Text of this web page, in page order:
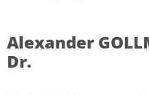
Alexander
Dr.